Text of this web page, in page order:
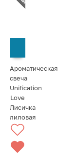
Ароматическая
свеча
Unification
Love
Лисичка
лиловая